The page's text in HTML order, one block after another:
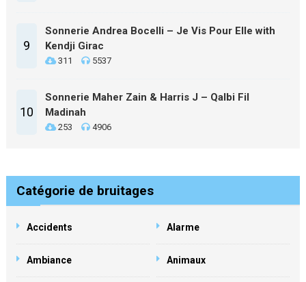
9
Sonnerie Andrea Bocelli – Je Vis Pour Elle with
Kendji Girac
311 5537
10
Sonnerie Maher Zain & Harris J – Qalbi Fil
Madinah
253 4906
Catégorie de bruitages
Accidents Alarme
Ambiance Animaux